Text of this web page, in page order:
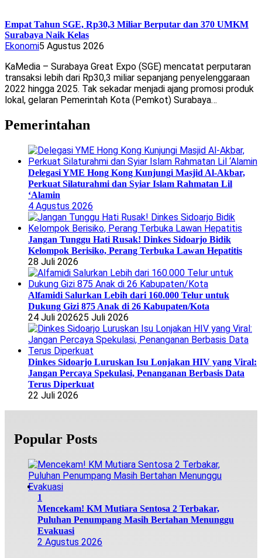
Empat Tahun SGE, Rp30,3 Miliar Berputar dan 370 UMKM
Surabaya Naik Kelas
Ekonomi5 Agustus 2026
KaMedia – Surabaya Great Expo (SGE) mencatat perputaran
transaksi lebih dari Rp30,3 miliar sepanjang penyelenggaraan
2022 hingga 2025. Tak sekadar menjadi ajang promosi produk
lokal, gelaran Pemerintah Kota (Pemkot) Surabaya…
Pemerintahan
Delegasi YME Hong Kong Kunjungi Masjid Al-Akbar,
Perkuat Silaturahmi dan Syiar Islam Rahmatan Lil
‘Alamin
4 Agustus 2026
Jangan Tunggu Hati Rusak! Dinkes Sidoarjo Bidik
Kelompok Berisiko, Perang Terbuka Lawan Hepatitis
28 Juli 2026
Alfamidi Salurkan Lebih dari 160.000 Telur untuk
Dukung Gizi 875 Anak di 26 Kabupaten/Kota
24 Juli 202625 Juli 2026
Dinkes Sidoarjo Luruskan Isu Lonjakan HIV yang Viral:
Jangan Percaya Spekulasi, Penanganan Berbasis Data
Terus Diperkuat
22 Juli 2026
Popular Posts
1
Mencekam! KM Mutiara Sentosa 2 Terbakar,
Puluhan Penumpang Masih Bertahan Menunggu
Evakuasi
2 Agustus 2026